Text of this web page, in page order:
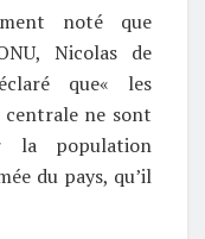
noté que
Nicolas de
que« les
centrale ne sont
la population
du pays, qu’il